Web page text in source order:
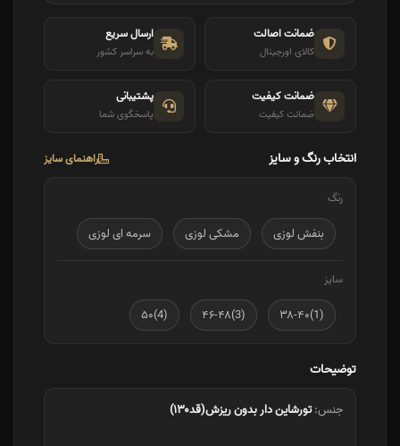
ضمانت اصالت
کالای اورجینال
ارسال سریع
به سراسر کشور
ضمانت کیفیت
ضمانت کیفیت
پشتیبانی
پاسخگوی شما
انتخاب رنگ و سایز راهنمای سایز
رنگ
بنفش لوزی مشکی لوزی سرمه ای لوزی
سایز
(1)۳۸-۴۰ (3)۴۶-۴۸ (4)۵۰
توضیحات
جنس:تورشاین دار بدون ریزش(قد۱۳۰)